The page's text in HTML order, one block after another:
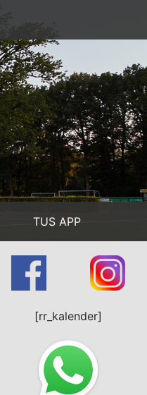
TUS APP
[rr_kalender]